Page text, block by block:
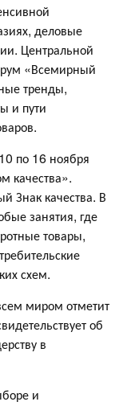
деловые
Центральной
«Всемирный
тренды,
и пути
по 16 ноября
качества».
Знак качества. В
занятия, где
товары,
схем.
миром отметит
об
в
и